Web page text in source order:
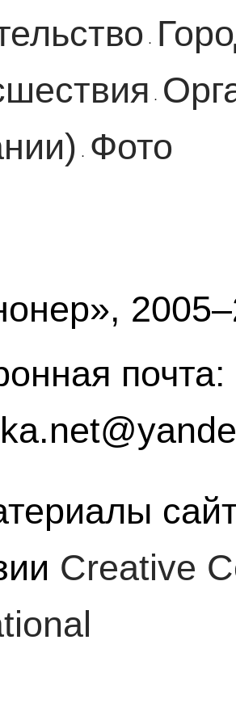
·
·
·
Фото
почта:
Creative